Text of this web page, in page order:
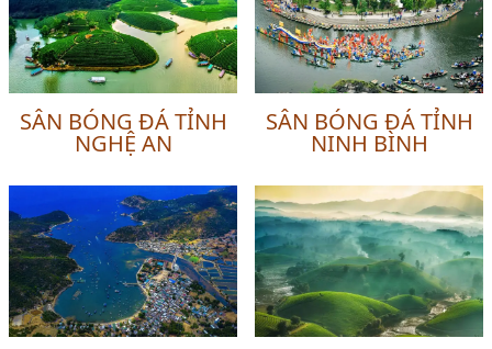
SÂN BÓNG ĐÁ TỈNH
NGHỆ AN
SÂN BÓNG ĐÁ TỈNH
NINH BÌNH